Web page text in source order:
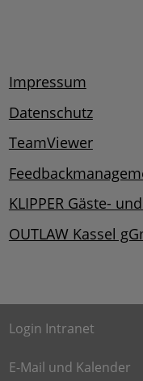
Impressum
Datenschutz
TeamViewer
KLIPPER Gäste-
OUTLAW Kassel
Login Intranet
E-Mail und Kalender